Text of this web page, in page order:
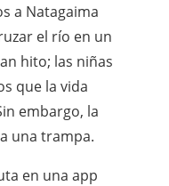
a Natagaima
el río en un
hito; las niñas
que la vida
embargo, la
una trampa.
en una app